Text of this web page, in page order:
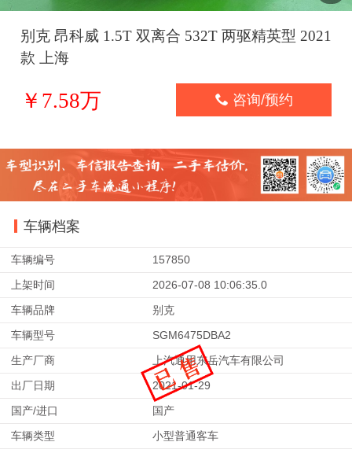
别克 昂科威 1.5T 双离合 532T 两驱精英型 2021
款 上海
￥7.58万  咨询/预约
车辆档案
车辆编号
157850
上架时间
2026-07-08 10:06:35.0
车辆品牌
别克
车辆型号
SGM6475DBA2
生产厂商
上汽通用东岳汽车有限公司
出厂日期
2021-01-29
国产/进口
国产
车辆类型
小型普通客车